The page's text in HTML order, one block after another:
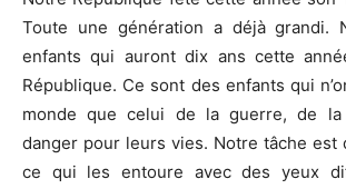
Toute une génération a déjà grandi.
enfants qui auront dix ans cette
République. Ce sont des enfants qui
monde que celui de la guerre, de la
danger pour leurs vies. Notre tâche est
ce qui les entoure avec des yeux